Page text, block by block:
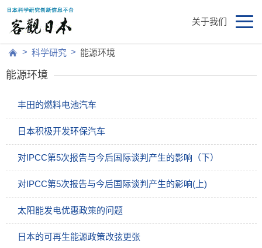
关于我们
> 科学研究 > 能源环境
能源环境
丰田的燃料电池汽车
日本积极开发环保汽车
对IPCC第5次报告与今后国际谈判产生的影响（下）
对IPCC第5次报告与今后国际谈判产生的影响(上)
太阳能发电优惠政策的问题
日本的可再生能源政策改弦更张